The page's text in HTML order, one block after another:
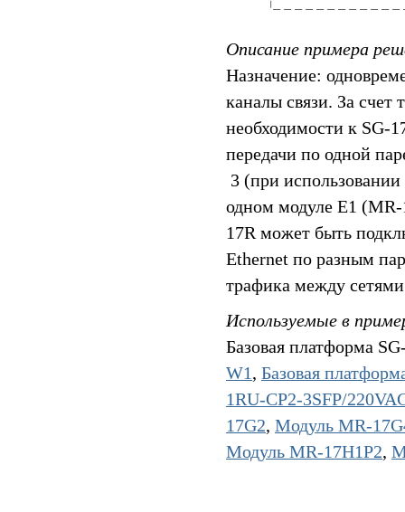
Описание примера
Назначение:
каналы связи. За счет
необходимости к SG-
передачи по одной
3 (при
одном модуле E1
17R может быть
Ethernet по разным
трафика между
Используемые в
Базовая платформа
W1, Базовая
1RU-CP2-3SFP/
17G2, Модуль MR-
Модуль MR-17H1P2,